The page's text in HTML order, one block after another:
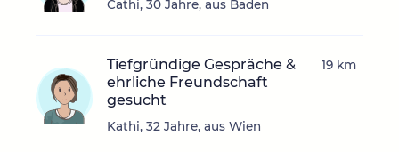
Cathi, 30 Jahre, aus Baden
Tiefgründige Gespräche &
ehrliche Freundschaft
gesucht
Kathi, 32 Jahre, aus Wien
19 km